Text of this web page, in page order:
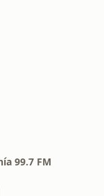
99.7 FM